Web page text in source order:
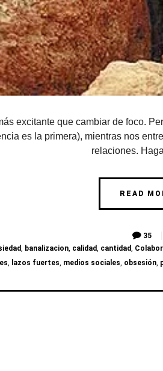
excitante que cambiar de foco.
es la primera), mientras nos
relaciones.
READ
35
, banalizacion, calidad, cantidad,
, lazos fuertes, medios sociales, obsesión,